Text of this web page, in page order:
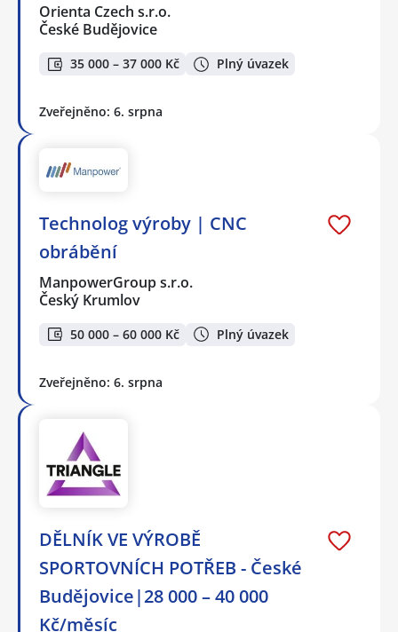
Orienta Czech s.r.o.
České Budějovice
35 000 – 37 000 Kč Plný úvazek
Zveřejněno: 6. srpna
Technolog výroby | CNC
obrábění
ManpowerGroup s.r.o.
Český Krumlov
50 000 – 60 000 Kč Plný úvazek
Zveřejněno: 6. srpna
DĚLNÍK VE VÝROBĚ
SPORTOVNÍCH POTŘEB - České
Budějovice|28 000 – 40 000
Kč/měsíc